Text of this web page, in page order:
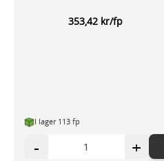
353,42 kr/fp
I lager 113 fp
- +